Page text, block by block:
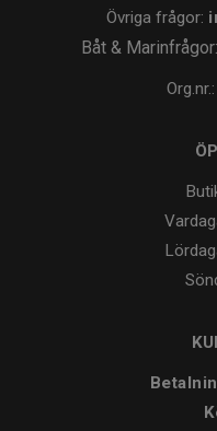
Övriga frågor:
Båt & Marinfrågor: